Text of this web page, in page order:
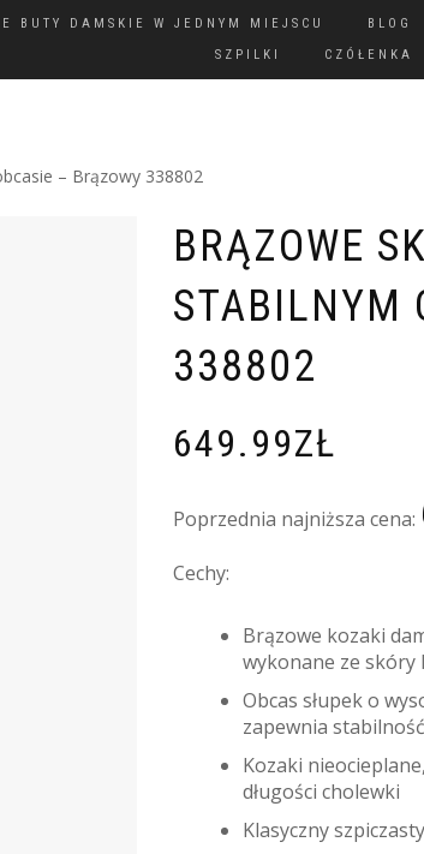
BUTY DAMSKIE W JEDNYM MIEJSCU BLOG
SZPILKI
CZÓŁENKA
– Brązowy 338802
BRĄZOWE
STABILNYM
338802
649.99ZŁ
Poprzednia najniższa cena:
Cechy:
Brązowe kozaki
wykonane ze skóry
Obcas słupek o
zapewnia
Kozaki
długości cholewki
Klasyczny